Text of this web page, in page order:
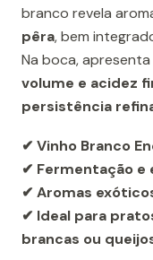
branco revela
pêra, bem
Na boca, apresenta
volume e acidez
persistência
✔ Vinho Branco
✔ Fermentação e
✔ Aromas
✔ Ideal para
brancas ou